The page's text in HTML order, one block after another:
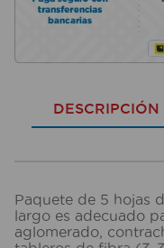
DESCRIPCIÓN
Paquete de 5 hojas
largo es adecuado
aglomerado,